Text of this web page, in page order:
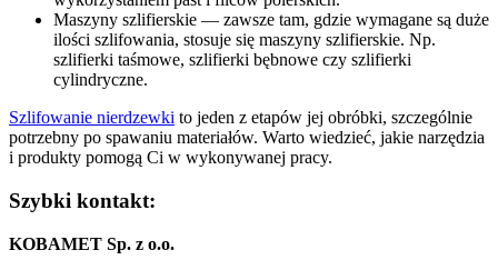
Maszyny szlifierskie — zawsze tam, gdzie wymagane są duże
ilości szlifowania, stosuje się maszyny szlifierskie. Np.
szlifierki taśmowe, szlifierki bębnowe czy szlifierki
cylindryczne.
Szlifowanie nierdzewki to jeden z etapów jej obróbki, szczególnie
potrzebny po spawaniu materiałów. Warto wiedzieć, jakie narzędzia
i produkty pomogą Ci w wykonywanej pracy.
Szybki kontakt:
KOBAMET Sp. z o.o.